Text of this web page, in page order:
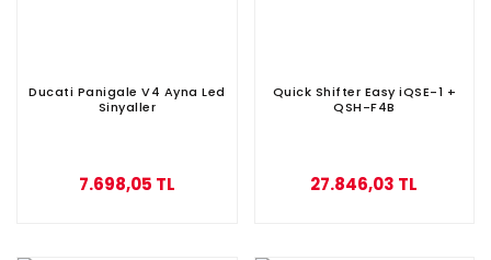
Ducati Panigale V4 Ayna Led
Sinyaller
7.698,05 TL
Quick Shifter Easy iQSE-1 +
QSH-F4B
27.846,03 TL